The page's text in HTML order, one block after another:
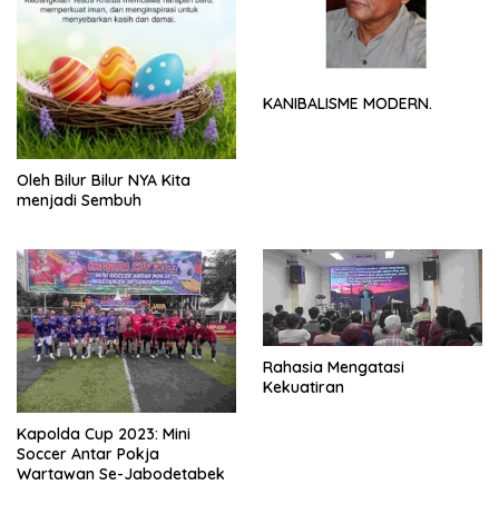
Oleh Bilur Bilur NYA Kita
menjadi Sembuh
KANIBALISME MODERN.
Kapolda Cup 2023: Mini
Soccer Antar Pokja
Wartawan Se-Jabodetabek
Rahasia Mengatasi
Kekuatiran